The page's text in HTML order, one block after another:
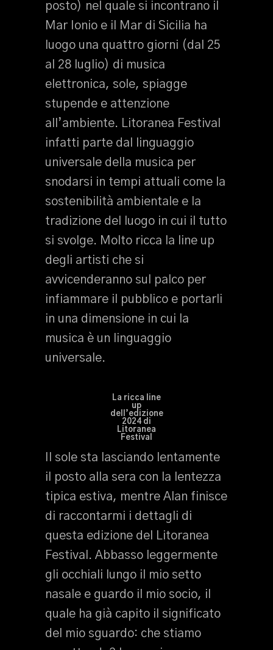
posto) nel quale si incontrano il
Mar Ionio e il Mar di Sicilia ha
luogo una quattro giorni (dal 25
al 28 luglio) di musica
elettronica, sole, spiagge
stupende e attenzione
all’ambiente. Litoranea Festival
infatti parte dal linguaggio
universale della musica per
snodarsi in tempi attuali come la
sostenibilità ambientale e la
tradizione del luogo in cui il tutto
si svolge. Molto ricca la line up
degli artisti che si
avvicenderanno sul palco per
infiammare il pubblico e portarli
in una dimensione in cui la
musica è un linguaggio
universale.
La ricca line
up
dell’edizione
2024 di
Litoranea
Festival
Il sole sta lasciando lentamente
il posto alla sera con la lentezza
tipica estiva, mentre Alan finisce
di raccontarmi i dettagli di
questa edizione del Litoranea
Festival. Abbasso leggermente
gli occhiali lungo il mio setto
nasale e guardo il mio socio, il
quale ha già capito il significato
del mio sguardo: che stiamo